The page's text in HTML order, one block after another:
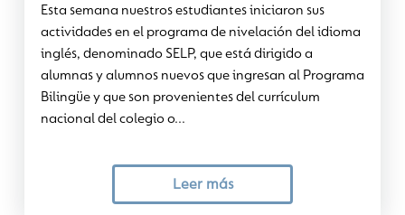
Esta semana nuestros estudiantes iniciaron sus
actividades en el programa de nivelación del idioma
inglés, denominado SELP, que está dirigido a
alumnas y alumnos nuevos que ingresan al Programa
Bilingüe y que son provenientes del currículum
nacional del colegio o...
Leer más